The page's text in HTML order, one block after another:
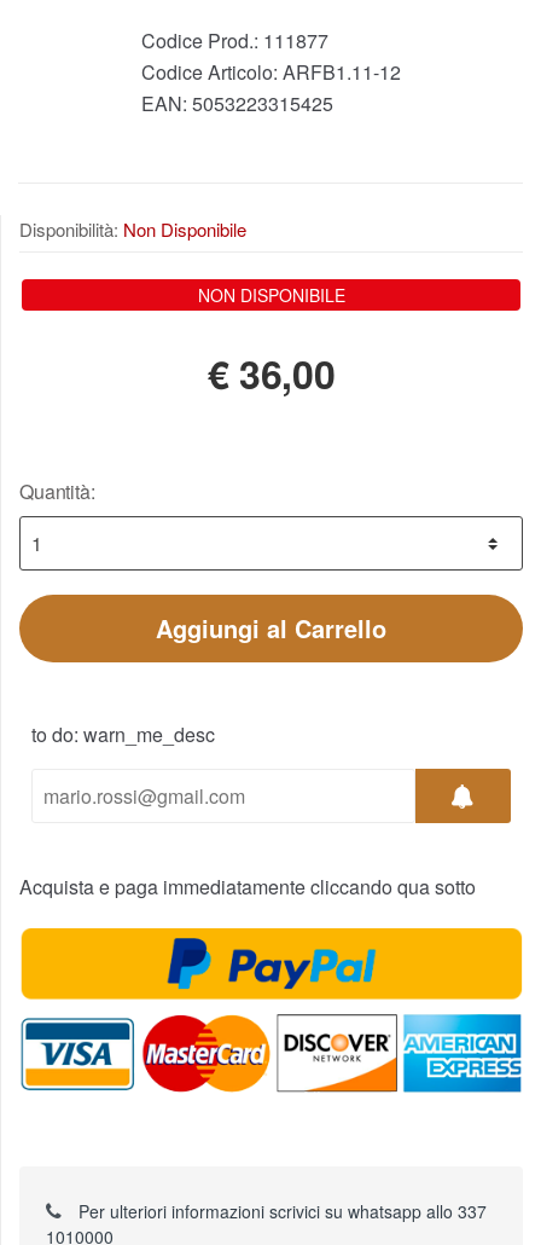
Codice Prod.: 111877
Codice Articolo: ARFB1.11-12
EAN: 5053223315425
Disponibilità: Non Disponibile
NON DISPONIBILE
€36,00
Quantità:
Aggiungi al Carrello
to do: warn_me_desc
Acquista e paga immediatamente cliccando qua sotto
Per ulteriori informazioni scrivici su whatsapp allo 337
1010000